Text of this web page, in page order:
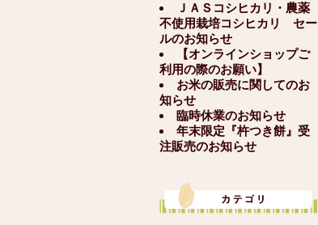
ＪＡＳコシヒカリ・農薬
不使用栽培コシヒカリ セー
ルのお知らせ
【オンラインショップご
利用の際のお願い】
お米の販売に関してのお
知らせ
臨時休業のお知らせ
年末限定『杵つき餅』受
注販売のお知らせ